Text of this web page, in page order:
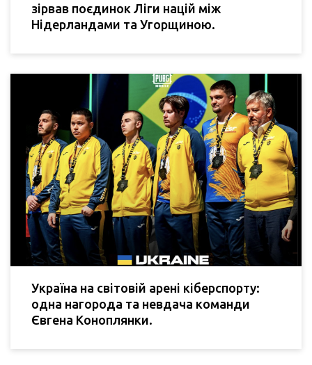
зірвав поєдинок Ліги націй між
Нідерландами та Угорщиною.
Україна на світовій арені кіберспорту:
одна нагорода та невдача команди
Євгена Коноплянки.